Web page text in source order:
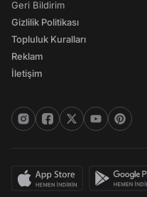
Geri Bildirim
Gizlilik Politikası
Topluluk Kuralları
Reklam
İletişim